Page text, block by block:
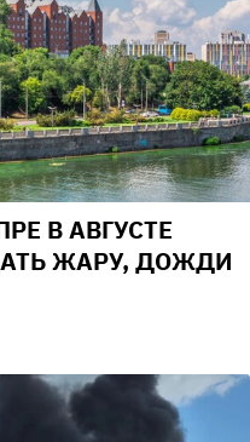
В АВГУСТЕ
ЖАРУ, ДОЖДИ